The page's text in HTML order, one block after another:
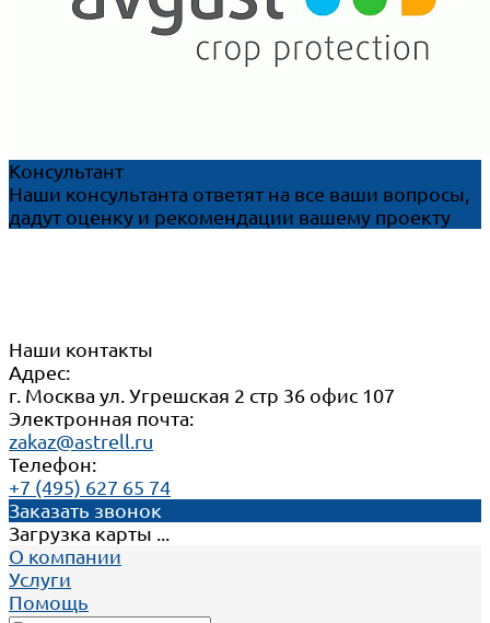
Консультант
Наши консультанта ответят на все ваши вопросы,
дадут оценку и рекомендации вашему проекту
Наши контакты
Адрес:
г. Москва ул. Угрешская 2 стр 36 офис 107
Электронная почта:
zakaz@astrell.ru
Телефон:
+7 (495) 627 65 74
Заказать звонок
Загрузка карты ...
О компании
Услуги
Помощь